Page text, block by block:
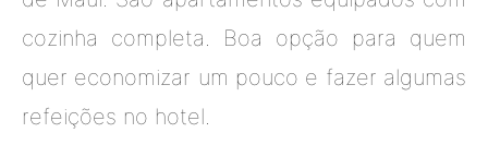
cozinha completa. Boa opção para quem
quer economizar um pouco e fazer algumas
refeições no hotel.